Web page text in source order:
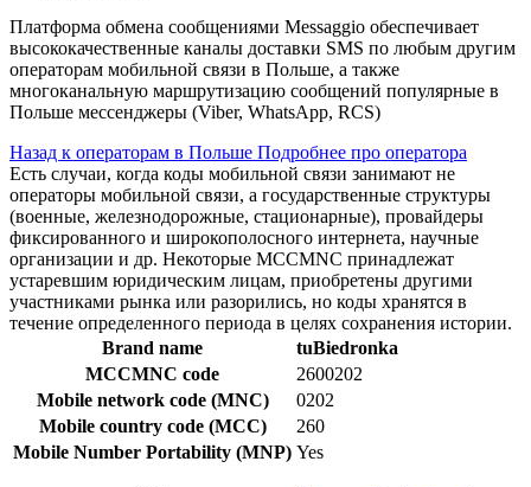
Платформа обмена сообщениями Messaggio обеспечивает
высококачественные каналы доставки SMS по любым другим
операторам мобильной связи в Польше, а также
многоканальную маршрутизацию сообщений популярные в
Польше мессенджеры (Viber, WhatsApp, RCS)
Назад к операторам в Польше Подробнее про оператора
Есть случаи, когда коды мобильной связи занимают не
операторы мобильной связи, а государственные структуры
(военные, железнодорожные, стационарные), провайдеры
фиксированного и широкополосного интернета, научные
организации и др. Некоторые MCCMNC принадлежат
устаревшим юридическим лицам, приобретены другими
участниками рынка или разорились, но коды хранятся в
течение определенного периода в целях сохранения истории.
Brand name
tuBiedronka
MCCMNC code
2600202
Mobile network code (MNC)
0202
Mobile country code (MCC)
260
Mobile Number Portability (MNP) Yes